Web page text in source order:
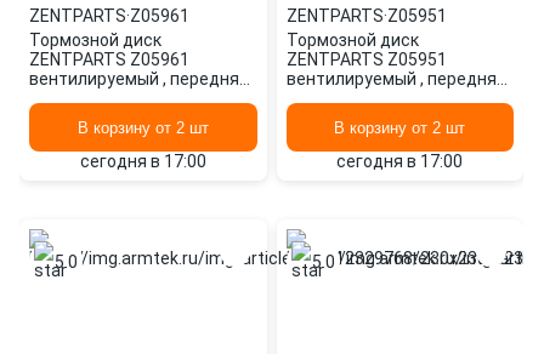
ZENTPARTS·Z05961
Тормозной диск
ZENTPARTS Z05961
вентилируемый , передняя
В корзину от 2 шт
сегодня в 17:00
ZENTPARTS·Z05951
Тормозной диск
ZENTPARTS Z05951
вентилируемый , передняя
В корзину от 2 шт
сегодня в 17:00
5.0 5.0